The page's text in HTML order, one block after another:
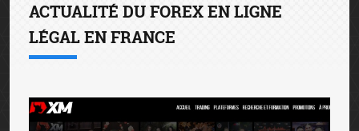
ACTUALITÉ DU FOREX EN LIGNE
LÉGAL EN FRANCE